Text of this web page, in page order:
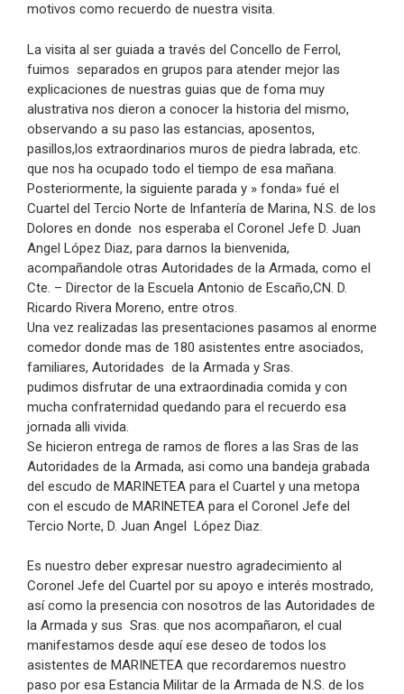
motivos como recuerdo de nuestra visita.
La visita al ser guiada a través del Concello de Ferrol,
fuimos separados en grupos para atender mejor las
explicaciones de nuestras guias que de foma muy
alustrativa nos dieron a conocer la historia del mismo,
observando a su paso las estancias, aposentos,
pasillos,los extraordinarios muros de piedra labrada, etc.
que nos ha ocupado todo el tiempo de esa mañana.
Posteriormente, la siguiente parada y » fonda» fué el
Cuartel del Tercio Norte de Infantería de Marina, N.S. de los
Dolores en donde nos esperaba el Coronel Jefe D. Juan
Angel López Diaz, para darnos la bienvenida,
acompañandole otras Autoridades de la Armada, como el
Cte. – Director de la Escuela Antonio de Escaño,CN. D.
Ricardo Rivera Moreno, entre otros.
Una vez realizadas las presentaciones pasamos al enorme
comedor donde mas de 180 asistentes entre asociados,
familiares, Autoridades de la Armada y Sras.
pudimos disfrutar de una extraordinadia comida y con
mucha confraternidad quedando para el recuerdo esa
jornada alli vivida.
Se hicieron entrega de ramos de flores a las Sras de las
Autoridades de la Armada, asi como una bandeja grabada
del escudo de MARINETEA para el Cuartel y una metopa
con el escudo de MARINETEA para el Coronel Jefe del
Tercio Norte, D. Juan Angel López Diaz.
Es nuestro deber expresar nuestro agradecimiento al
Coronel Jefe del Cuartel por su apoyo e interés mostrado,
así como la presencia con nosotros de las Autoridades de
la Armada y sus Sras. que nos acompañaron, el cual
manifestamos desde aquí ese deseo de todos los
asistentes de MARINETEA que recordaremos nuestro
paso por esa Estancia Militar de la Armada de N.S. de los